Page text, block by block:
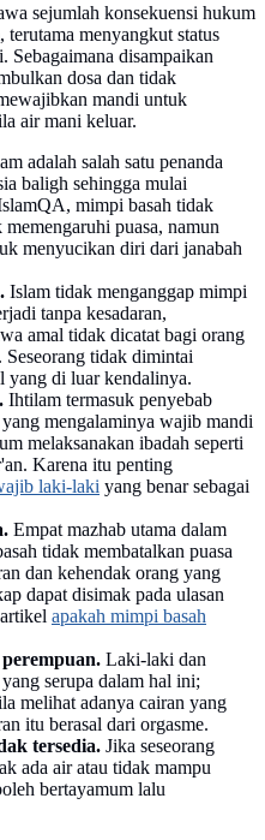
sejumlah konsekuensi hukum
menyangkut status
Sebagaimana disampaikan
dosa dan tidak
mandi untuk
air mani keluar.
adalah salah satu penanda
baligh sehingga mulai
mimpi basah tidak
puasa, namun
menyucikan diri dari janabah
Islam tidak menganggap mimpi
tanpa kesadaran,
amal tidak dicatat bagi orang
tidak dimintai
yang di luar kendalinya.
Ihtilam termasuk penyebab
mengalaminya wajib mandi
melaksanakan ibadah seperti
Karena itu penting
laki-laki yang benar sebagai
Empat mazhab utama dalam
tidak membatalkan puasa
dan kehendak orang yang
dapat disimak pada ulasan
apakah mimpi basah
Laki-laki dan
serupa dalam hal ini;
melihat adanya cairan yang
itu berasal dari orgasme.
tersedia. Jika seseorang
ada air atau tidak mampu
bertayamum lalu